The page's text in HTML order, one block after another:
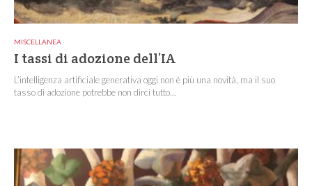
MISCELLANEA
I tassi di adozione dell’IA
L’intelligenza artificiale generativa oggi non è più una novità, ma il suo
tasso di adozione potrebbe non dirci tutto...